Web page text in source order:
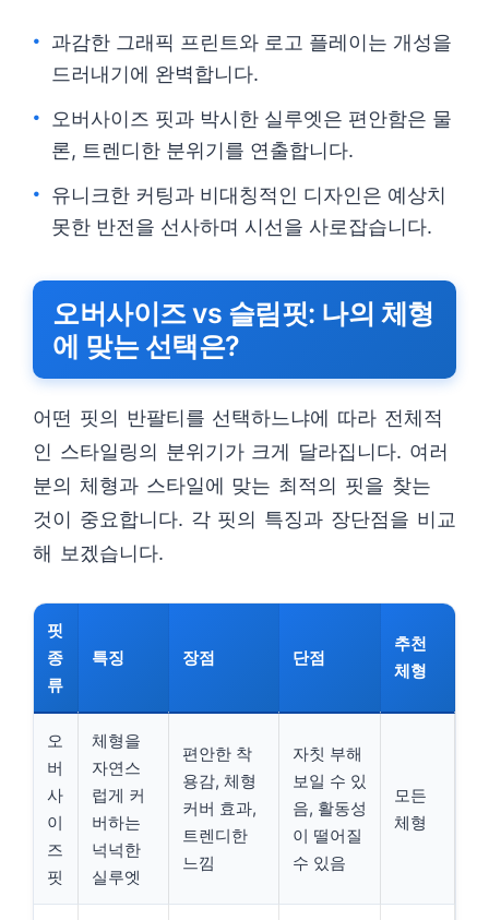
과감한 그래픽 프린트와 로고 플레이는 개성을
드러내기에 완벽합니다.
오버사이즈 핏과 박시한 실루엣은 편안함은 물
론, 트렌디한 분위기를 연출합니다.
유니크한 커팅과 비대칭적인 디자인은 예상치
못한 반전을 선사하며 시선을 사로잡습니다.
오버사이즈 vs 슬림핏: 나의 체형
에 맞는 선택은?
어떤 핏의 반팔티를 선택하느냐에 따라 전체적
인 스타일링의 분위기가 크게 달라집니다. 여러
분의 체형과 스타일에 맞는 최적의 핏을 찾는
것이 중요합니다. 각 핏의 특징과 장단점을 비교
해 보겠습니다.
핏
종
류
특징 장점 단점
추천
체형
오
버
사
이
즈
핏
체형을
자연스
럽게 커
버하는
넉넉한
실루엣
편안한 착
용감, 체형
커버 효과,
트렌디한
느낌
자칫 부해
보일 수 있
음, 활동성
이 떨어질
수 있음
모든
체형